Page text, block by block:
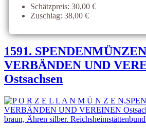
Schätzpreis: 30,00 €
Zuschlag: 38,00 €
1591.
VERBÄNDEN UND
Ostsachsen